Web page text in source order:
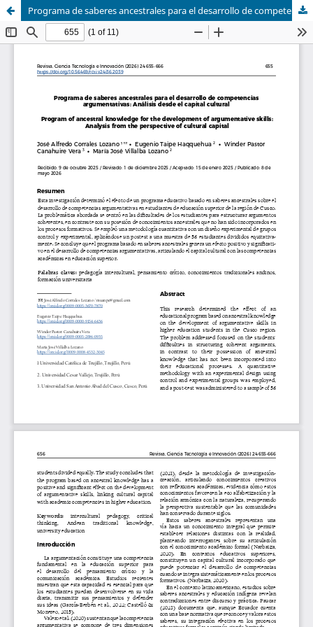
Programa de saberes ancestrales para el desarrollo de competencias argumentativas: Análisis desde el capital cultural